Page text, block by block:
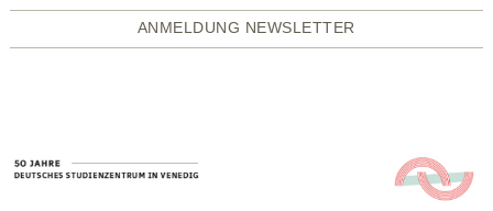
ANMELDUNG NEWSLETTER